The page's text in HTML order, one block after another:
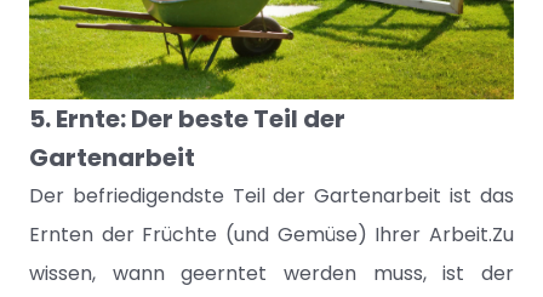
5. Ernte: Der beste Teil der
Gartenarbeit
Der befriedigendste Teil der Gartenarbeit ist das
Ernten der Früchte (und Gemüse) Ihrer Arbeit.Zu
wissen, wann geerntet werden muss, ist der